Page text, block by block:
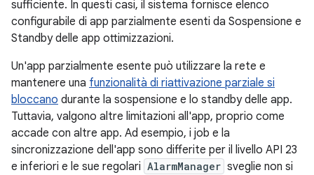
sufficiente. In questi casi, il sistema fornisce elenco
configurabile di app parzialmente esenti da Sospensione e
Standby delle app ottimizzazioni.
Un'app parzialmente esente può utilizzare la rete e
mantenere una funzionalità di riattivazione parziale si
bloccano durante la sospensione e lo standby delle app.
Tuttavia, valgono altre limitazioni all'app, proprio come
accade con altre app. Ad esempio, i job e la
sincronizzazione dell'app sono differite per il livello API 23
e inferiori e le sue regolari AlarmManager sveglie non si